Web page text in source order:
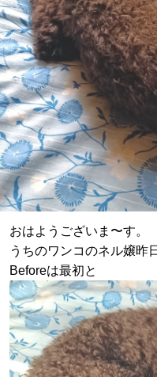
おはようございま〜す。
うちのワンコのネル嬢昨
Beforeは最初と